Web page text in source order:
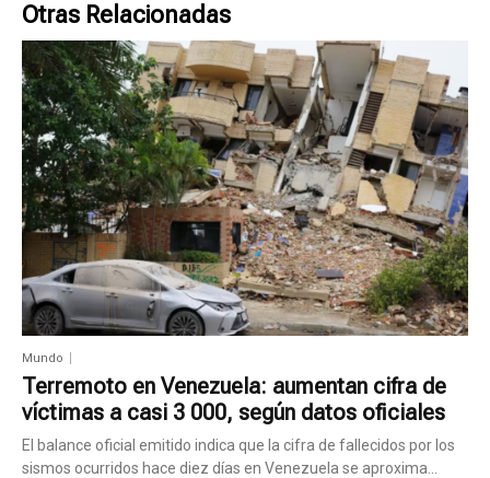
Otras Relacionadas
Mundo
Terremoto en Venezuela: aumentan cifra de
víctimas a casi 3 000, según datos oficiales
El balance oficial emitido indica que la cifra de fallecidos por los
sismos ocurridos hace diez días en Venezuela se aproxima...